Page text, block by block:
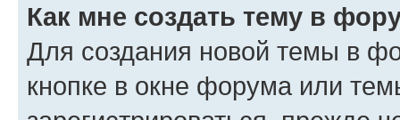
Как мне создать тему в
Для создания новой темы в
кнопке в окне форума или